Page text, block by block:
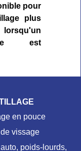
pour
plus
est
en pouce
vissage
poids-lourds,